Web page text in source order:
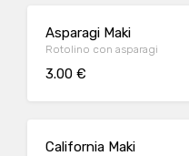
Asparagi Maki
Rotolino con asparagi
3.00 €
California Maki